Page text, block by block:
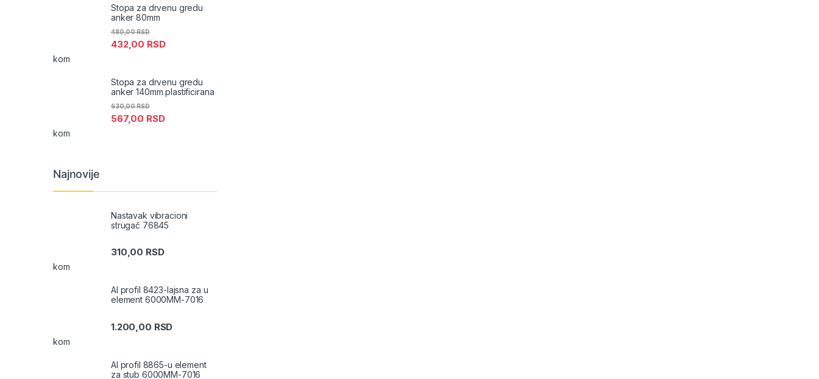
Stopa za drvenu gredu
anker 80mm
432,00 RSD
480,00RSD
kom
Stopa za drvenu gredu
anker 140mm plastificirana
567,00 RSD
630,00RSD
kom
Najnovije
Nastavak vibracioni
strugač 76845
310,00 RSD
kom
Al profil 8423-lajsna za u
element 6000MM-7016
1.200,00 RSD
kom
Al profil 8865-u element
za stub 6000MM-7016